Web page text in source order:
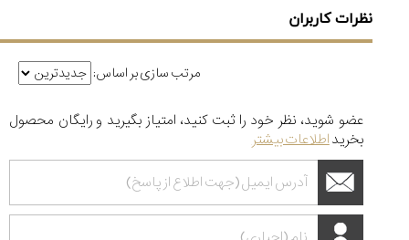
نظرات کاربران
مرتب سازی بر اساس:
عضو شوید، نظر خود را ثبت کنید، امتیاز بگیرید و رایگان محصول
بخریداطلاعات بیشتر